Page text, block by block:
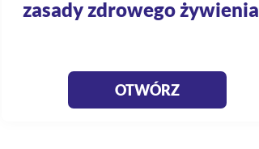
zasady zdrowego żywienia
OTWÓRZ